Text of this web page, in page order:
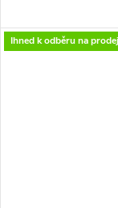
Ihned k odběru na